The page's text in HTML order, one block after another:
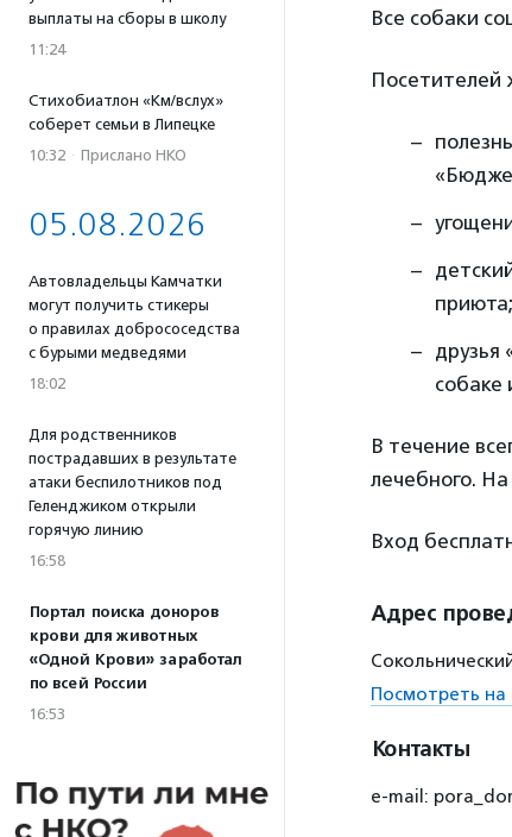
выплаты на сборы в школу
11:24
Стихобиатлон «Км/вслух»
соберет семьи в Липецке
10:32 · Прислано НКО
05.08.2026
Автовладельцы Камчатки
могут получить стикеры
о правилах добрососедства
с бурыми медведями
18:02
Для родственников
пострадавших в результате
атаки беспилотников под
Геленджиком открыли
горячую линию
16:58
Портал поиска доноров
крови для животных
«Одной Крови» заработал
по всей России
16:53
Все собаки
Посетителей
приюта;
друзья
собаке
В течение
лечебного.
Вход
Адрес
Посмотреть на
Контакты
e-mail: